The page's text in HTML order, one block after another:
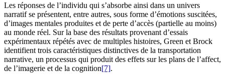
Les réponses de l’individu qui s’absorbe ainsi dans un univers
narratif se présentent, entre autres, sous forme d’émotions suscitées,
d’images mentales produites et de perte d’accès (partielle au moins)
au monde réel. Sur la base des résultats provenant d’essais
expérimentaux répétés avec de multiples histoires, Green et Brock
identifient trois caractéristiques distinctives de la transportation
narrative, un processus qui produit des effets sur les plans de l’affect,
de l’imagerie et de la cognition[7].